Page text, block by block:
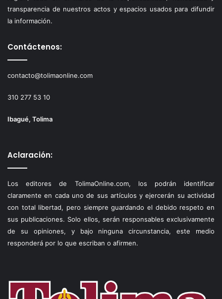
transparencia de nuestros actos y espacios usados para difundir
la información.
Contáctenos:
contacto@tolimaonline.com
310 277 53 10
Ibagué, Tolima
Aclaración:
Los editores de TolimaOnline.com, los podrán identificar
claramente en cada uno de sus artículos y ejercerán su actividad
con total libertad, pero siempre guardando el debido respeto en
sus publicaciones. Solo ellos, serán responsables exclusivamente
de su opiniones, y bajo ninguna circunstancia, este medio
responderá por lo que escriban o afirmen.